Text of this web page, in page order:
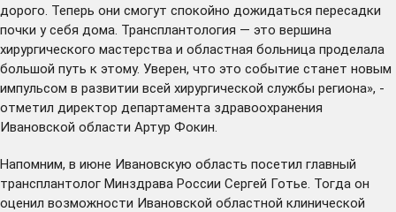
дорого. Теперь они смогут спокойно дожидаться пересадки
почки у себя дома. Трансплантология — это вершина
хирургического мастерства и областная больница проделала
большой путь к этому. Уверен, что это событие станет новым
импульсом в развитии всей хирургической службы региона», -
отметил директор департамента здравоохранения
Ивановской области Артур Фокин.
Напомним, в июне Ивановскую область посетил главный
трансплантолог Минздрава России Сергей Готье. Тогда он
оценил возможности Ивановской областной клинической